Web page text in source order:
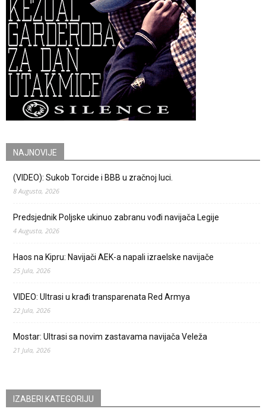
NAJNOVIJE
(VIDEO): Sukob Torcide i BBB u zračnoj luci.
8 Augusta, 2026
Predsjednik Poljske ukinuo zabranu vođi navijača Legije
4 Augusta, 2026
Haos na Kipru: Navijači AEK-a napali izraelske navijače
25 Jula, 2026
VIDEO: Ultrasi u krađi transparenata Red Armya
22 Jula, 2026
Mostar: Ultrasi sa novim zastavama navijača Veleža
21 Jula, 2026
IZABERI KATEGORIJU